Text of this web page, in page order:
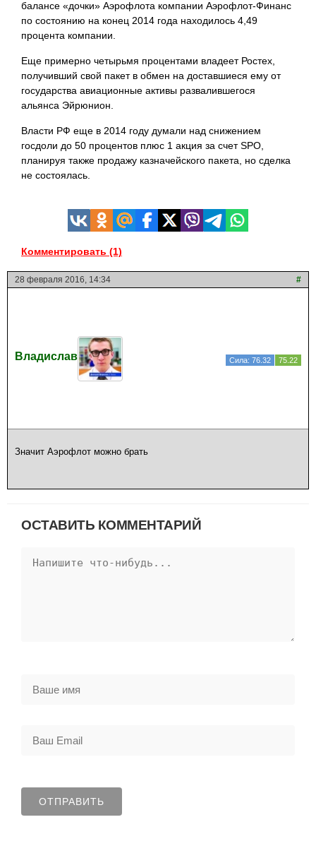
балансе «дочки» Аэрофлота компании Аэрофлот-Финанс
по состоянию на конец 2014 года находилось 4,49
процента компании.
Еще примерно четырьмя процентами владеет Ростех,
получивший свой пакет в обмен на доставшиеся ему от
государства авиационные активы развалившегося
альянса Эйрюнион.
Власти РФ еще в 2014 году думали над снижением
госдоли до 50 процентов плюс 1 акция за счет SPO,
планируя также продажу казначейского пакета, но сделка
не состоялась.
Комментировать (1)
28 февраля 2016, 14:34 #
Владислав Сила: 76.32 75.22
Значит Аэрофлот можно брать
ОСТАВИТЬ КОММЕНТАРИЙ